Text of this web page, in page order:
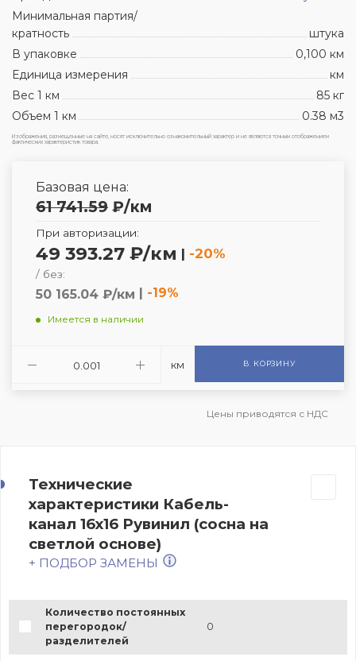
Минимальная партия/
кратность
штука
В упаковке
0,100 км
Единица измерения
км
Вес 1 км
85 кг
Объем 1 км
0.38 м3
Изображения, размещенные на сайте, носят исключительно ознакомительный характер и не являются точным отображением
фактических характеристик товара.
Базовая цена:
61 741.59 ₽/км
При авторизации:
49 393.27 ₽/км | -20%
/ без:
50 165.04 ₽/км | -19%
Имеется в наличии
км В КОРЗИНУ
Цены приводятся с НДС
Технические
характеристики Кабель-
канал 16х16 Рувинил (сосна на
светлой основе)
+ ПОДБОР ЗАМЕНЫ
Количество постоянных
перегородок/
разделителей
0